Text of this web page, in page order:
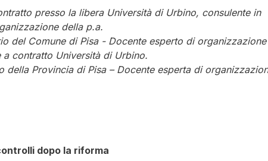
presso la libera Università di Urbino, consulente in
della p.a.
del Comune di Pisa - Docente esperto di
contratto Università di Urbino.
della Provincia di Pisa – Docente esperta di
dopo la riforma